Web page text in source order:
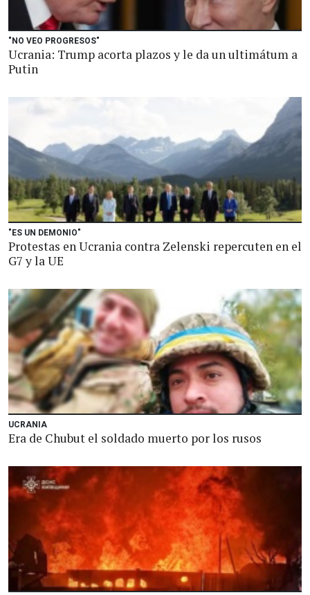
"NO VEO PROGRESOS"
Ucrania: Trump acorta plazos y le da un ultimátum a
Putin
"ES UN DEMONIO"
Protestas en Ucrania contra Zelenski repercuten en el
G7 y la UE
UCRANIA
Era de Chubut el soldado muerto por los rusos